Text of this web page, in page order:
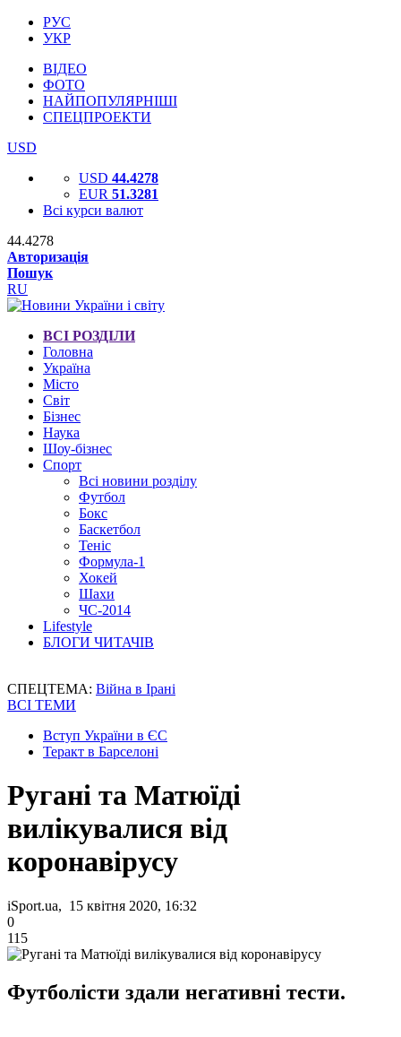
РУС
УКР
ВІДЕО
ФОТО
НАЙПОПУЛЯРНІШІ
СПЕЦПРОЕКТИ
USD
USD 44.4278
EUR 51.3281
Всі курси валют
44.4278
Авторизація
Пошук
RU
ВСІ РОЗДІЛИ
Головна
Україна
Місто
Світ
Бізнес
Наука
Шоу-бізнес
Спорт
Всі новини розділу
Футбол
Бокс
Баскетбол
Теніс
Формула-1
Хокей
Шахи
ЧС-2014
Lifestyle
БЛОГИ ЧИТАЧІВ
СПЕЦТЕМА: Війна в Ірані
ВСІ ТЕМИ
Вступ України в ЄС
Теракт в Барселоні
Ругані та Матюїді
вилікувалися від
коронавірусу
iSport.ua, 15 квітня 2020, 16:32
0
115
Футболісти здали негативні тести.